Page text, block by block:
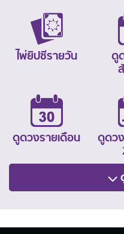
ไพ่ยิปซีรายวัน
ดู
ดูดวงรายเดือน
ดูดว